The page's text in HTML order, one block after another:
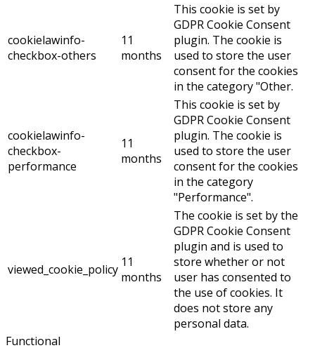
cookielawinfo-
checkbox-others
11
months
This cookie is set by
GDPR Cookie Consent
plugin. The cookie is
used to store the user
consent for the cookies
in the category "Other.
cookielawinfo-
checkbox-
performance
11
months
This cookie is set by
GDPR Cookie Consent
plugin. The cookie is
used to store the user
consent for the cookies
in the category
"Performance".
viewed_cookie_policy 11
months
The cookie is set by the
GDPR Cookie Consent
plugin and is used to
store whether or not
user has consented to
the use of cookies. It
does not store any
personal data.
Functional